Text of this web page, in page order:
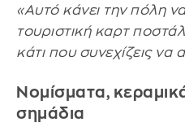
«Αυτό κάνει την πόλη
τουριστική καρτ
κάτι που συνεχίζεις να
Νομίσματα,
σημάδια